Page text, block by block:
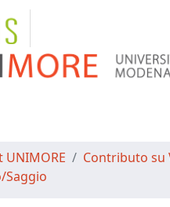
UNIMORE
Contributo su
Saggio